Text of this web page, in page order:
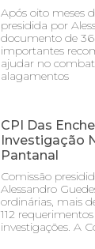
Após oito meses
presidida por
documento de
importantes
ajudar no
alagamentos
CPI Das
Investigação
Pantanal
Comissão
Alessandro
ordinárias, mais
112
investigações. A